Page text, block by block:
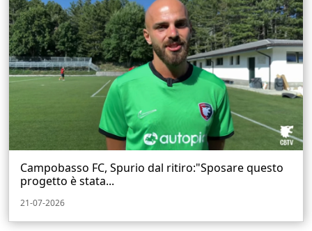
Campobasso FC, Spurio dal ritiro:"Sposare questo
progetto è stata...
21-07-2026